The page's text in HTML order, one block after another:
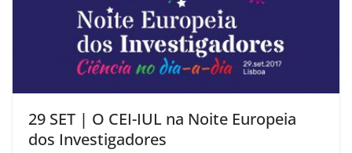
29 SET | O CEI-IUL na Noite Europeia
dos Investigadores